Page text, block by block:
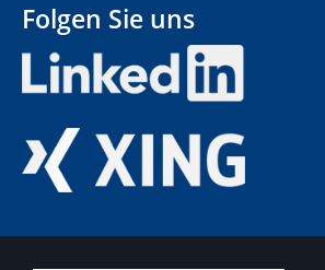
Folgen Sie uns